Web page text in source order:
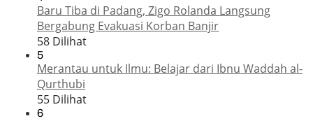
Baru Tiba di Padang, Zigo Rolanda Langsung
Bergabung Evakuasi Korban Banjir
58 Dilihat
5
Merantau untuk Ilmu: Belajar dari Ibnu Waddah al-
Qurthubi
55 Dilihat
6